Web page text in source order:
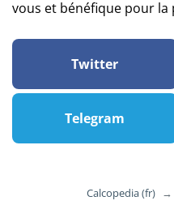
vous et bénéfique pour
Twitter
Telegram
Calcopedia (fr) →